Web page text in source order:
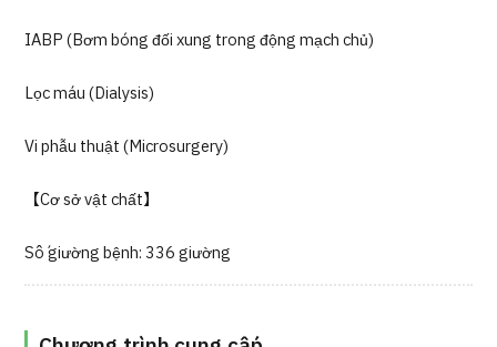
IABP (Bơm bóng đối xung trong động mạch chủ)
Lọc máu (Dialysis)
Vi phẫu thuật (Microsurgery)
【Cơ sở vật chất】
Số giường bệnh: 336 giường